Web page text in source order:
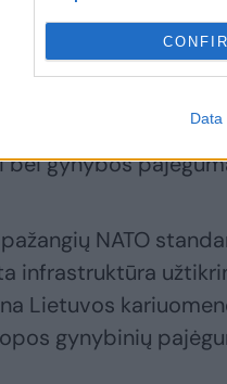
Data
Robertas
bei gynybos
NATO
infrastruktūra
Lietuvos
gynybinių